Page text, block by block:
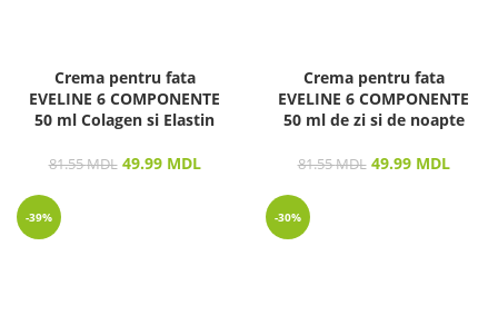
Crema pentru fata
EVELINE 6 COMPONENTE
50 ml Colagen si Elastin
81.55MDL 49.99 MDL
Crema pentru fata
EVELINE 6 COMPONENTE
50 ml de zi si de noapte
81.55MDL 49.99 MDL
-39% -30%